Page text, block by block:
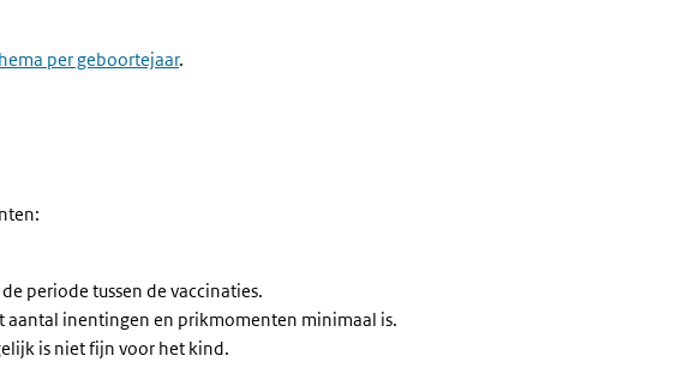
per geboortejaar.
periode tussen de vaccinaties.
aantal inentingen en prikmomenten minimaal is.
is niet fijn voor het kind.